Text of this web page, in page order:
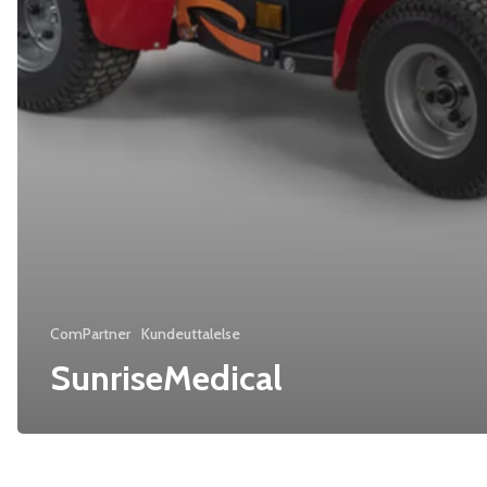
ComPartner Kundeuttalelse
SunriseMedical